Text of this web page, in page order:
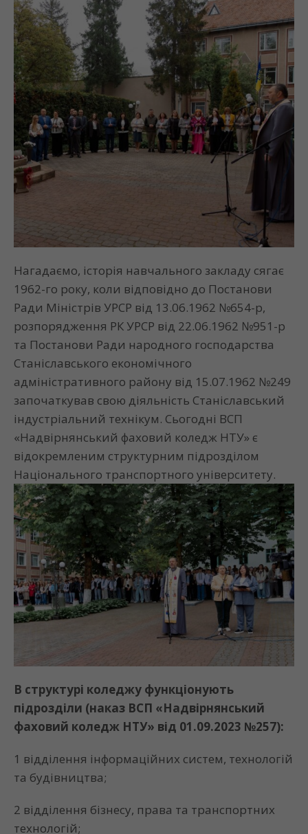
Нагадаємо, історія навчального закладу сягає
1962-го року, коли відповідно до Постанови
Ради Міністрів УРСР від 13.06.1962 №654-р,
розпорядження РК УРСР від 22.06.1962 №951-р
та Постанови Ради народного господарства
Станіславського економічного
адміністративного району від 15.07.1962 №249
започаткував свою діяльність Станіславський
індустріальний технікум. Сьогодні ВСП
«Надвірнянський фаховий коледж НТУ» є
відокремленим структурним підрозділом
Національного транспортного університету.
В структурі коледжу функціонують
підрозділи (наказ ВСП «Надвірнянський
фаховий коледж НТУ» від 01.09.2023 №257):
1 відділення інформаційних систем, технологій
та будівництва;
2 відділення бізнесу, права та транспортних
технологій;